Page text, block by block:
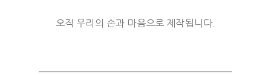
오직 우리의 손과 마음으로 제작됩니다.